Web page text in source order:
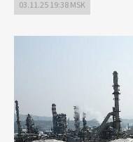
03.11.25 19:38 MSK